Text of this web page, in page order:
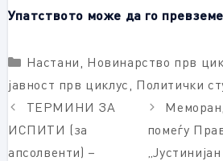
Упатството може да го
Categories
Настани, Новинарство прв
јавност прв циклус, Политички
ТЕРМИНИ ЗА
ИСПИТИ (за
апсолвенти) –
помеѓу